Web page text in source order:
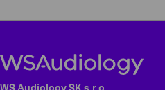
WS Audiology SK s.r.o.